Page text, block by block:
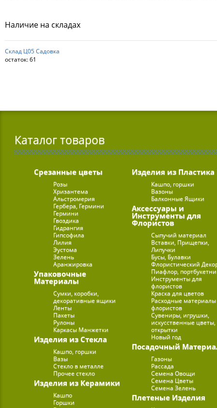
Наличие на складах
Склад Ц05 Садовка
остаток:61
Каталог товаров
Срезанные цветы
Розы
Хризантема
Альстромерия
Гербера, Гермини
Гермини
Гвоздика
Гидрангия
Гипсофила
Лилия
Эустома
Зелень
Аранжировка
Упаковочные
Материалы
Сумки, коробки,
декоративные ящики
Ленты
Пакеты
Рулоны
Каркасы Манжетки
Изделия из Стекла
Кашпо, горшки
Вазы
Стекло в металле
Прочее стекло
Изделия из Керамики
Кашпо
Горшки
Изделия из Пластика
Кашпо, горшки
Вазоны
Балконные Ящики
Аксессуары и
Инструменты для
Флористов
Сыпучий материал
Вставки, Прищепки,
Липучки
Бусы, Булавки
Флористический
Пиафлор,
Инструменты для
флористов
Краска для цветов
Расходные
флористов
Сувениры, игрушки,
искусственные цветы,
открытки
Новый год
Посадочный
Газоны
Рассада
Семена Овощи
Семена Цветы
Семена Зелень
Плетеные Изделия